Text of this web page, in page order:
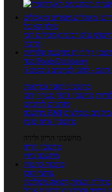
ומאכלים מוצרים ומאכלים
מילון האוכל
חיפוש ע"פ רכיבים מכילים הכי
הרבה
קלוריות מחשבון קלוריות
מנוי FoodsDictionary
חינם - לחצו לפרטים נוספים
מחשבוני תזונה ובריאות
מחשבון דופק מטרה יחס
מותניים לירכיים
מחשבון BMI מומלצים
מחשבון אחוז שומן
מחשבוני הריון ולידה
מחשבון הריון
מחשבון ביוץ
כתבות כתבות
ערוצי תוכן
מחלות ובעיות רפואה משלימה